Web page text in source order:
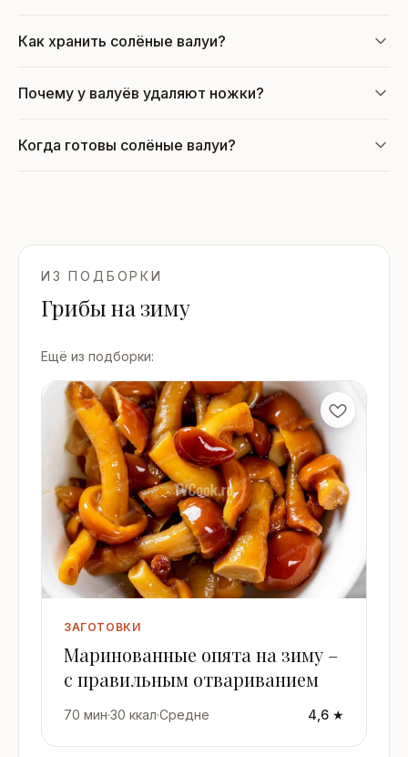
Как хранить солёные валуи?
Почему у валуёв удаляют ножки?
Когда готовы солёные валуи?
ИЗ ПОДБОРКИ
Грибы на зиму
Ещё из подборки:
ЗАГОТОВКИ
Маринованные опята на зиму –
с правильным отвариванием
70 мин·30 ккал·Средне 4,6 ★